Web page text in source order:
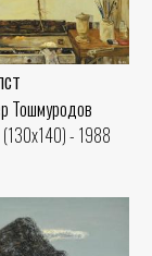
Тошмуродов
(130x140) - 1988